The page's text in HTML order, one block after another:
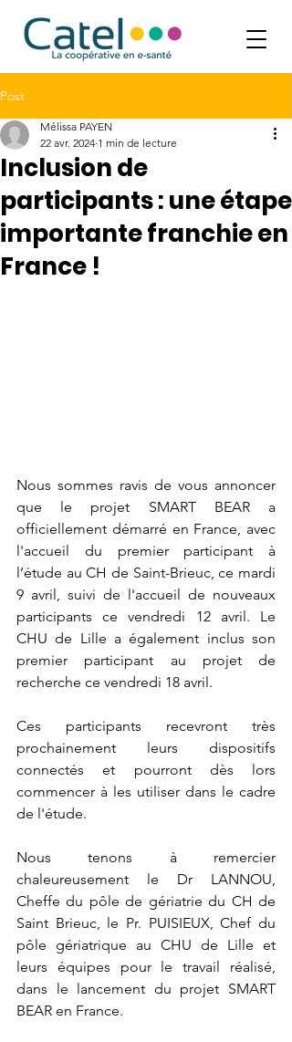
Post
Inclusion de
participants : une étape
importante franchie en
France !
Mélissa PAYEN
22 avr. 2024 1 min de lecture
Nous sommes ravis de vous annoncer
que le projet SMART BEAR a
officiellement démarré en France, avec
l'accueil du premier participant à
l’étude au CH de Saint-Brieuc, ce mardi
9 avril, suivi de l'accueil de nouveaux
participants ce vendredi 12 avril. Le
CHU de Lille a également inclus son
premier participant au projet de
recherche ce vendredi 18 avril.
Ces participants recevront très
prochainement leurs dispositifs
connectés et pourront dès lors
commencer à les utiliser dans le cadre
de l'étude.
Nous tenons à remercier
chaleureusement le Dr LANNOU,
Cheffe du pôle de gériatrie du CH de
Saint Brieuc, le Pr. PUISIEUX, Chef du
pôle gériatrique au CHU de Lille et
leurs équipes pour le travail réalisé,
dans le lancement du projet SMART
BEAR en France.